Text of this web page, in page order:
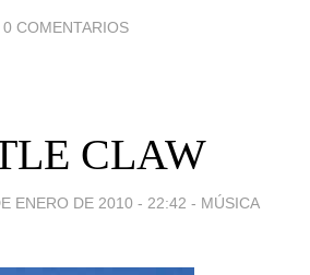
0 COMENTARIOS
CLAW
ENERO DE 2010 - 22:42 - MÚSICA